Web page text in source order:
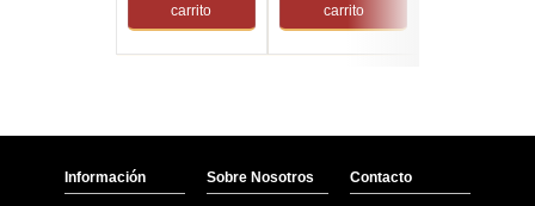
carrito
carrito
Información Sobre Nosotros Contacto